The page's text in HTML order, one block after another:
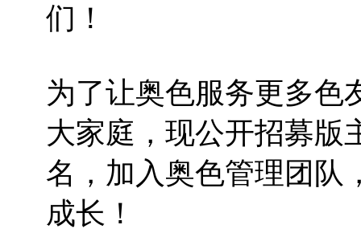
们！
为了让奥色服务更多色
大家庭，现公开招募版
名，加入奥色管理团队
成长！